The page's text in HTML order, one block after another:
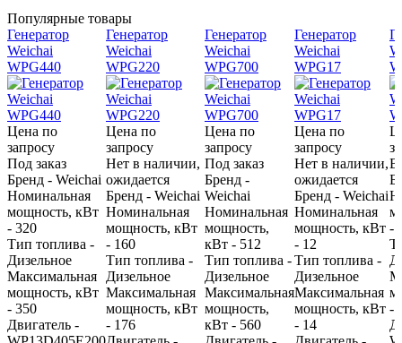
Популярные товары
Генератор
Weichai
WPG440
Цена по
запросу
Под заказ
Бренд - Weichai
Номинальная
мощность, кВт
- 320
Тип топлива -
Дизельное
Максимальная
мощность, кВт
- 350
Двигатель -
Генератор
Weichai
WPG220
Цена по
запросу
Нет в наличии,
ожидается
Бренд - Weichai
Номинальная
мощность, кВт
- 160
Тип топлива -
Дизельное
Максимальная
мощность, кВт
- 176
Генератор
Weichai
WPG700
Цена по
запросу
Под заказ
Бренд -
Weichai
Номинальная
мощность,
кВт - 512
Тип топлива -
Дизельное
Максимальная
мощность,
кВт - 560
Генератор
Weichai
WPG17
Цена по
запросу
Нет в наличии,
ожидается
Бренд - Weichai
Номинальная
мощность, кВт
- 12
Тип топлива -
Дизельное
Максимальная
мощность, кВт
- 14
В
-
-